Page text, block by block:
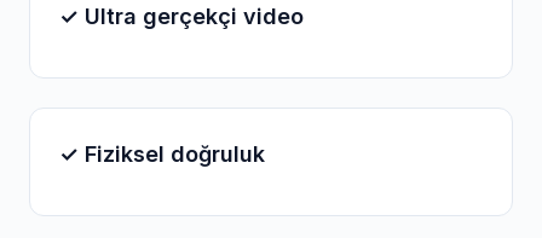
✓ Ultra gerçekçi video
✓ Fiziksel doğruluk